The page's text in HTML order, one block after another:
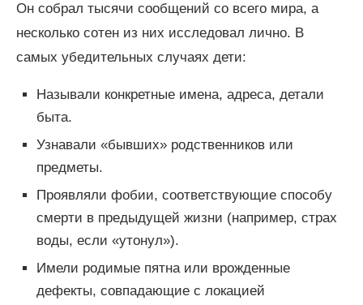
Он собрал тысячи сообщений со всего мира, а
несколько сотен из них исследовал лично. В
самых убедительных случаях дети:
Называли конкретные имена, адреса, детали
быта.
Узнавали «бывших» родственников или
предметы.
Проявляли фобии, соответствующие способу
смерти в предыдущей жизни (например, страх
воды, если «утонул»).
Имели родимые пятна или врожденные
дефекты, совпадающие с локацией